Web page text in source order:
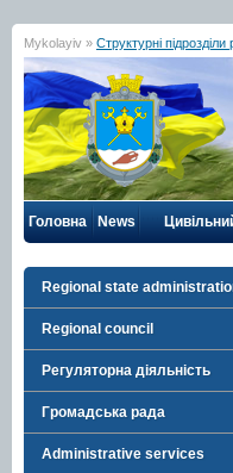
Mykolayiv » Структурні підрозділи
Головна News
Regional state
Regional council
Регуляторна діяльність
Громадська рада
Administrative services